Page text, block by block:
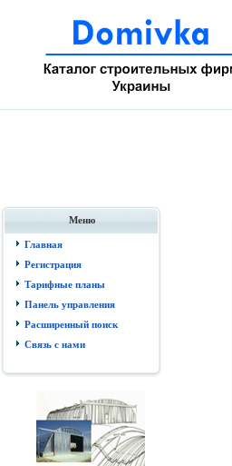
Меню
Главная
Регистрация
Тарифные планы
Панель управления
Расширенный поиск
Связь с нами